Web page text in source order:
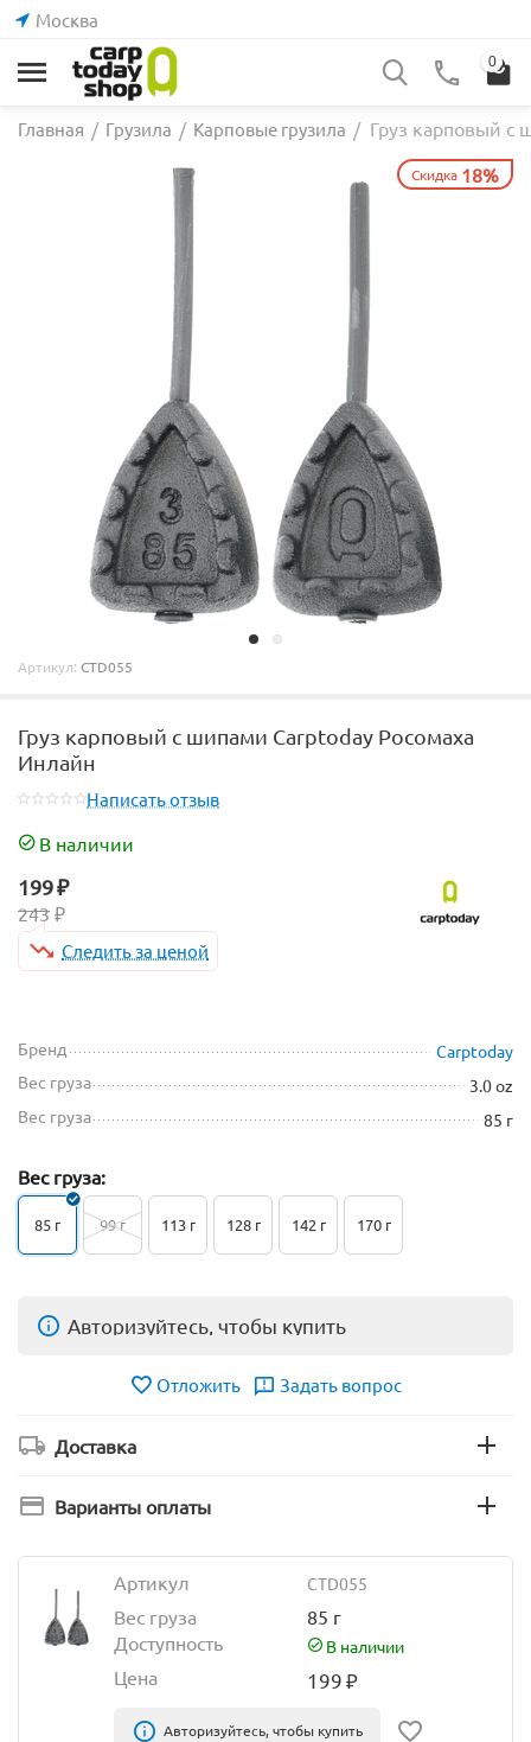
Москва
0
Главная / Грузила / Карповые грузила / Груз карповый с
Скидка 18%
Артикул: CTD055
Груз карповый с шипами Carptoday Росомаха
Инлайн
Написать отзыв
В наличии
199₽
243 ₽
Следить за ценой
Бренд
Carptoday
Вес груза
3.0 oz
Вес груза
85 г
Вес груза:
85 г 99 г 113 г 128 г 142 г 170 г
Авторизуйтесь, чтобы купить
Отложить Задать вопрос
Доставка
Варианты оплаты
Артикул CTD055
Вес груза
85 г
Доступность
В наличии
Цена 199₽
Авторизуйтесь, чтобы купить